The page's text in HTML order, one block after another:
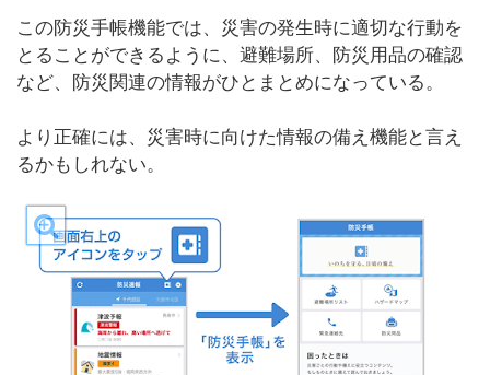
この防災手帳機能では、災害の発生時に適切な行動を
とることができるように、避難場所、防災用品の確認
など、防災関連の情報がひとまとめになっている。
より正確には、災害時に向けた情報の備え機能と言え
るかもしれない。